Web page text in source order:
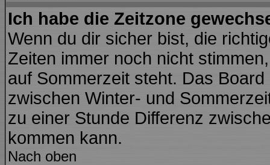
Ich habe die Zeitzone
Wenn du dir sicher bist, die
Zeiten immer noch nicht
auf Sommerzeit steht. Das
zwischen Winter- und
zu einer Stunde Differenz
kommen kann.
Nach oben